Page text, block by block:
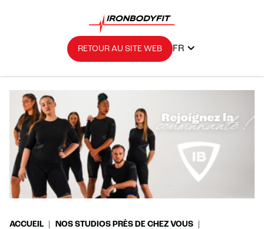
RETOUR AU SITE WEB FR
ACCUEIL
NOS STUDIOS PRÈS DE CHEZ VOUS